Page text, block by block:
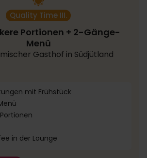
Quality Time III.
Portionen + 2-Gänge-
Menü
Gasthof in Südjütland
mit Frühstück
in der Lounge